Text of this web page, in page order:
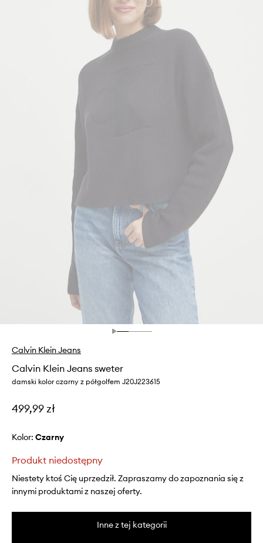
Calvin Klein Jeans
Calvin Klein Jeans sweter
damski kolor czarny z półgolfem J20J223615
499,99 zł
Kolor: czarny
Produkt niedostępny
Niestety ktoś Cię uprzedził. Zapraszamy do zapoznania się z
innymi produktami z naszej oferty.
Inne z tej kategorii